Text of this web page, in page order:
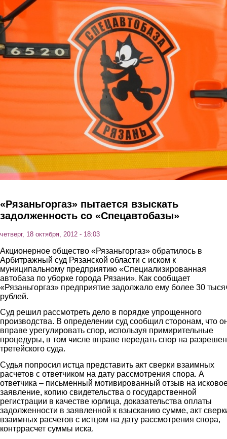
Перейти к основному содержанию
«Рязаньгоргаз» пытается взыскать
задолженность со «Спецавтобазы»
четверг, 18 октября, 2012 - 18:03
Акционерное общество «Рязаньгоргаз» обратилось в
Арбитражный суд Рязанской области с иском к
муниципальному предприятию «Специализированная
автобаза по уборке города Рязани». Как сообщает
«Рязаньгоргаз» предприятие задолжало ему более 30
рублей.
Суд решил рассмотреть дело в порядке упрощенного
производства. В определении суд сообщил сторонам, что
вправе урегулировать спор, используя примирительные
процедуры, в том числе вправе передать спор на
третейского суда.
Судья попросил истца представить акт сверки взаимных
расчетов с ответчиком на дату рассмотрения спора. А
ответчика – письменный мотивированный отзыв на
заявление, копию свидетельства о государственной
регистрации в качестве юрлица, доказательства оплаты
задолженности в заявленной к взысканию сумме, акт
взаимных расчетов с истцом на дату рассмотрения спора,
контррасчет суммы иска.